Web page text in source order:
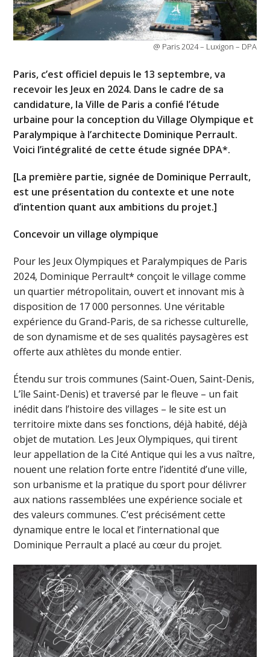
@ Paris 2024 – Luxigon – DPA
Paris, c’est officiel depuis le 13 septembre, va
recevoir les Jeux en 2024. Dans le cadre de sa
candidature, la Ville de Paris a confié l’étude
urbaine pour la conception du Village Olympique et
Paralympique à l’architecte Dominique Perrault.
Voici l’intégralité de cette étude signée DPA*.
[La première partie, signée de Dominique Perrault,
est une présentation du contexte et une note
d’intention quant aux ambitions du projet.]
Concevoir un village olympique
Pour les Jeux Olympiques et Paralympiques de Paris
2024, Dominique Perrault* conçoit le village comme
un quartier métropolitain, ouvert et innovant mis à
disposition de 17 000 personnes. Une véritable
expérience du Grand-Paris, de sa richesse culturelle,
de son dynamisme et de ses qualités paysagères est
offerte aux athlètes du monde entier.
Étendu sur trois communes (Saint-Ouen, Saint-Denis,
L’île Saint-Denis) et traversé par le fleuve – un fait
inédit dans l’histoire des villages – le site est un
territoire mixte dans ses fonctions, déjà habité, déjà
objet de mutation. Les Jeux Olympiques, qui tirent
leur appellation de la Cité Antique qui les a vus naître,
nouent une relation forte entre l’identité d’une ville,
son urbanisme et la pratique du sport pour délivrer
aux nations rassemblées une expérience sociale et
des valeurs communes. C’est précisément cette
dynamique entre le local et l’international que
Dominique Perrault a placé au cœur du projet.